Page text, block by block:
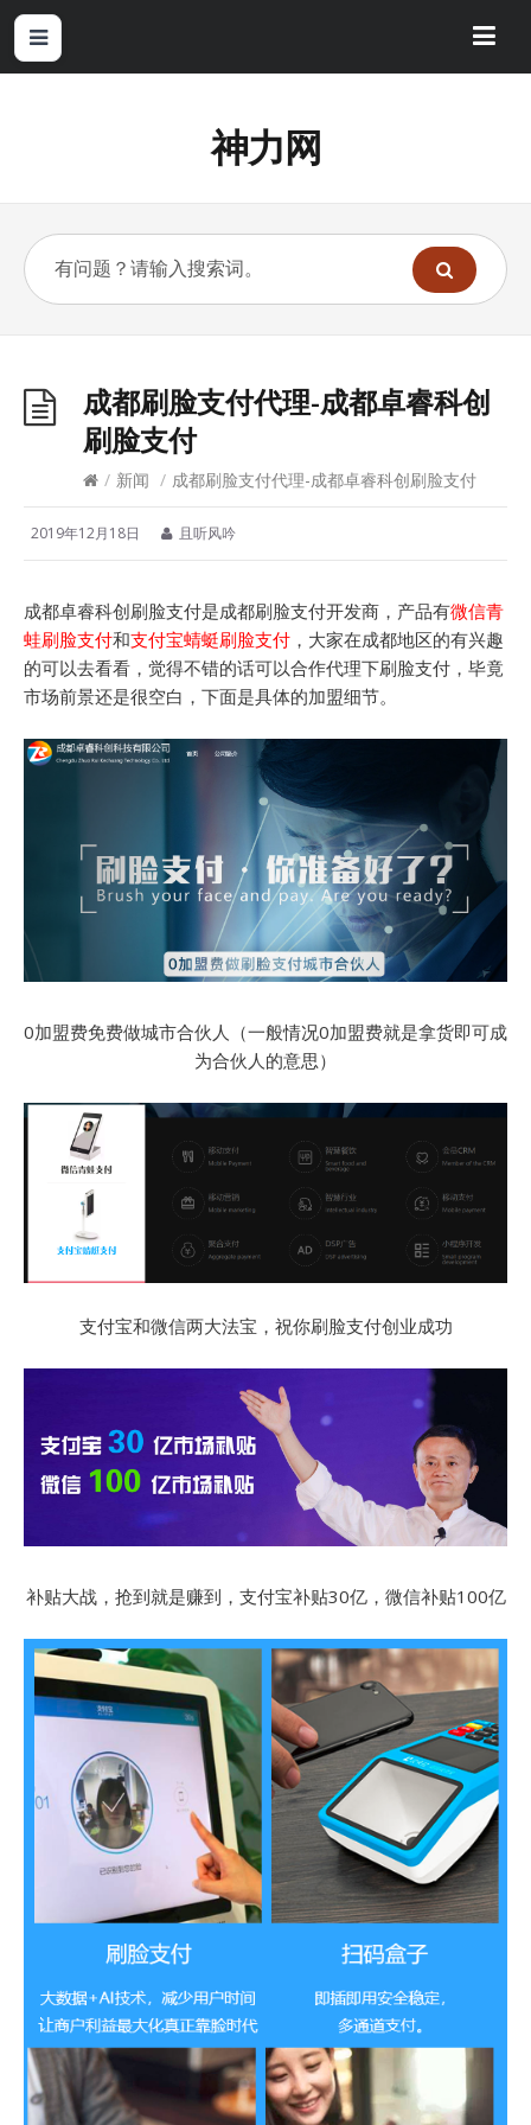
神力网
成都刷脸支付代理-成都卓睿科创
刷脸支付
/ 新闻 / 成都刷脸支付代理-成都卓睿科创刷脸支付
2019年12月18日 且听风吟
成都卓睿科创刷脸支付是成都刷脸支付开发商，产品有微信青
蛙刷脸支付和支付宝蜻蜓刷脸支付 ，大家在成都地区的有兴趣
的可以去看看，觉得不错的话可以合作代理下刷脸支付，毕竟
市场前景还是很空白，下面是具体的加盟细节。
0加盟费免费做城市合伙人（一般情况0加盟费就是拿货即可成
为合伙人的意思）
支付宝和微信两大法宝，祝你刷脸支付创业成功
补贴大战，抢到就是赚到，支付宝补贴30亿，微信补贴100亿